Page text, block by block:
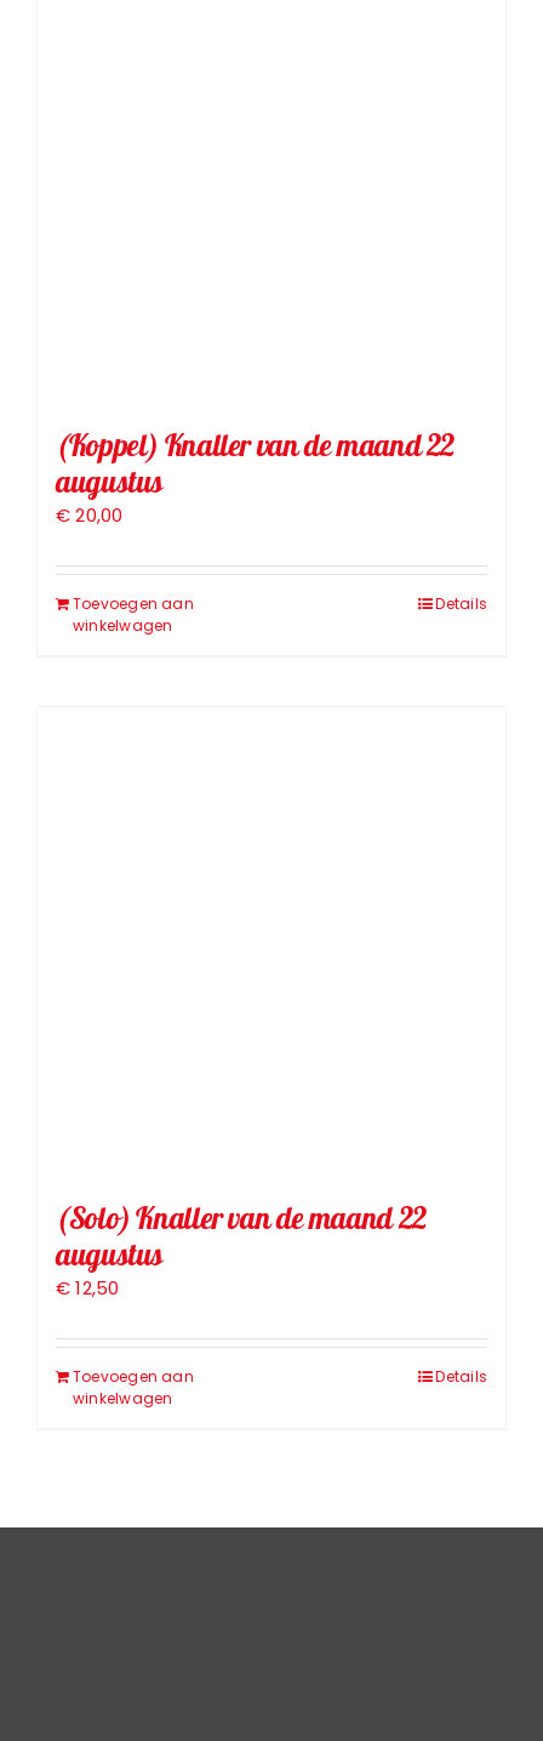
(Koppel) Knaller van de maand 22
augustus
€20,00
Toevoegen aan
winkelwagen
Details
(Solo) Knaller van de maand 22
augustus
€12,50
Toevoegen aan
winkelwagen
Details